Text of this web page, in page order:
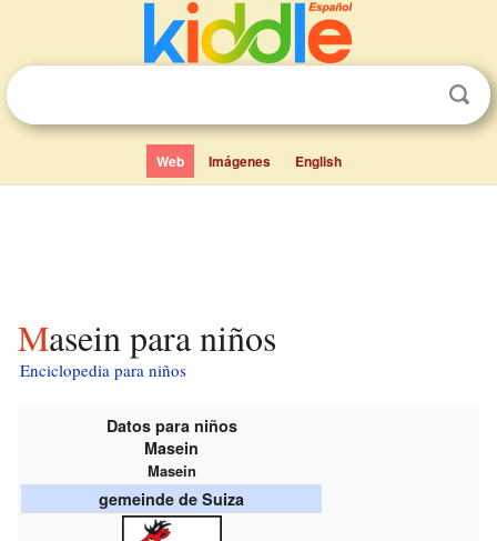
Web Imágenes English
Masein para niños
Enciclopedia para niños
Datos para niños
Masein
Masein
gemeinde de Suiza